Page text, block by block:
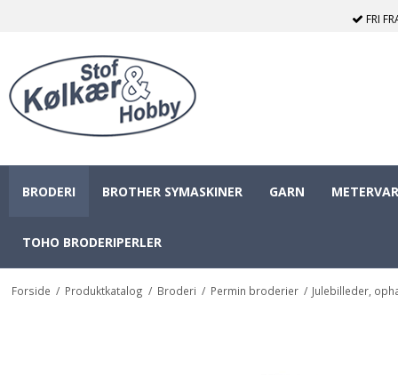
FRI
BRODERI BROTHER SYMASKINER GARN
TOHO BRODERIPERLER
Forside / Produktkatalog / Broderi / Permin broderier / Julebilleder,